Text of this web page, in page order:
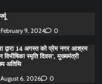
February 9, 2024 0
द्वारा 14 अगस्त को प्रेम नगर आश्रम
विभीषिका स्मृति दिवस’, मुख्यमंत्री
अतिथि
August 6, 2026 0